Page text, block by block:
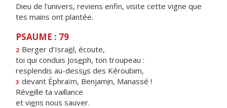
Dieu de l’univers, reviens enfin, visite cette vigne que
tes mains ont plantée.
PSAUME : 79
2 Berger d’Israël, écoute,
toi qui conduis Joseph, ton troupeau :
resplendis au-dessus des Kéroubim,
3 devant Éphraïm, Benjamin, Manassé !
Réveille ta vaillance
et viens nous sauver.